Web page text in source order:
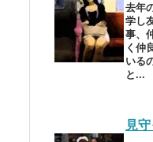
去年
学し
事、
く仲
いる
と...
見